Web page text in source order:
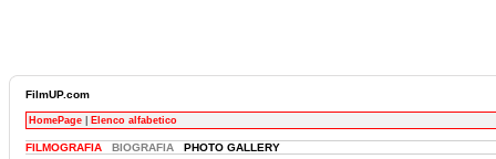
FilmUP.com
HomePage Elenco alfabetico
FILMOGRAFIA BIOGRAFIA PHOTO GALLERY